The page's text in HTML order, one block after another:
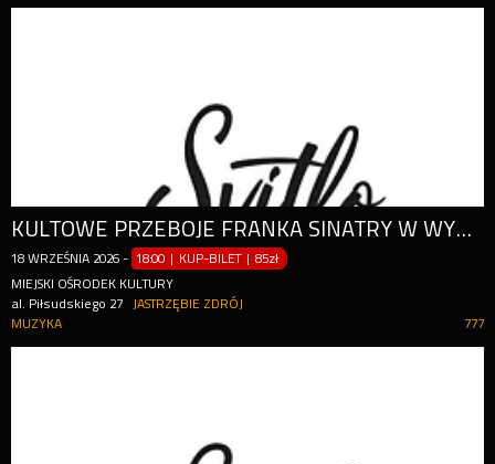
KULTOWE PRZEBOJE FRANKA SINATRY W WYKONANIU NIESAMOWITEGO RANDOLPHA MATTHEWSA
18 WRZEŚNIA 2026 - 18:00 | KUP-BILET |85zł
MIEJSKI OŚRODEK KULTURY
al. Piłsudskiego 27
JASTRZĘBIE ZDRÓJ
777
MUZYKA